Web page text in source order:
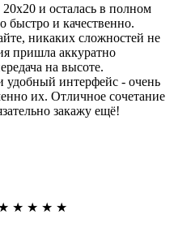
20х20 и осталась в полном
быстро и качественно.
никаких сложностей не
пришла аккуратно
на высоте.
удобный интерфейс - очень
их. Отличное сочетание
закажу ещё!
★ ★ ★ ★